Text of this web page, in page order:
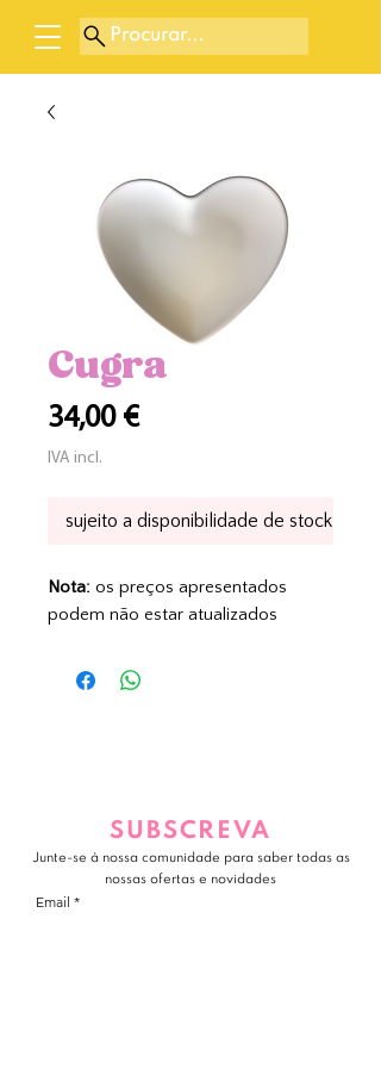
Procurar...
Cugra
34,00 €Preço
IVA incl.
sujeito a disponibilidade de stock
Nota: os preços apresentados
podem não estar atualizados
SUBSCREVA
Junte-se à nossa comunidade para saber todas as
nossas ofertas e novidades
Email